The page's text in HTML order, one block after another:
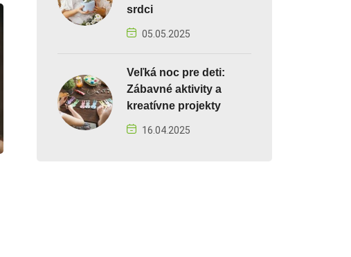
srdci
05.05.2025
Veľká noc pre deti:
Zábavné aktivity a
kreatívne projekty
16.04.2025